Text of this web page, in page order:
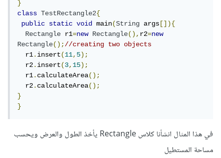
}
class
TestRectangle2{
public
static void main(String args []){
Rectangle r1=new Rectangle(),r2=new
Rectangle();//creating two objects
  r1
.insert(11,5);
  r2
.insert(3,15);
  r1
.calculateArea();
  r2
.calculateArea();
}
}
في هذا المثال انشأنا كلاس Rectangle يأخذ الطول والعرض ويحسب
مساحة المستطيل